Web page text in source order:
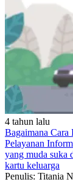
4 tahun lalu
Bagaimana Cara
Pelayanan
yang muda suka
kartu keluarga
Penulis: Titania